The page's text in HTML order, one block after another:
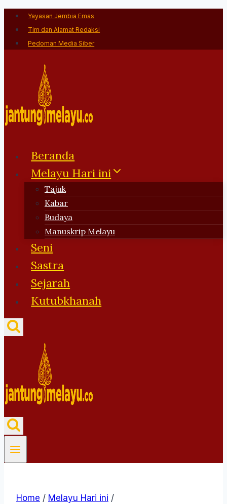
Skip
content
Yayasan Jembia Emas
Tim dan Alamat Redaksi
Pedoman Media Siber
Beranda
Melayu Hari ini
Tajuk
Kabar
Budaya
Manuskrip Melayu
Seni
Sastra
Sejarah
Kutubkhanah
Home / Melayu Hari ini /